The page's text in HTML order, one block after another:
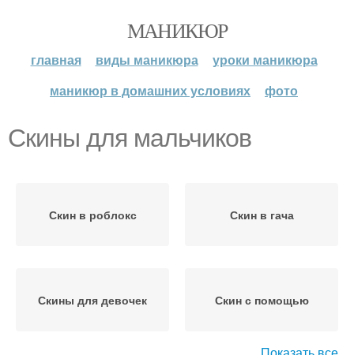
МАНИКЮР
главная виды маникюра
уроки маникюра
маникюр в домашних условиях
фото
Скины для мальчиков
Скин в роблокс Скин в гача
Скины для девочек Скин с помощью